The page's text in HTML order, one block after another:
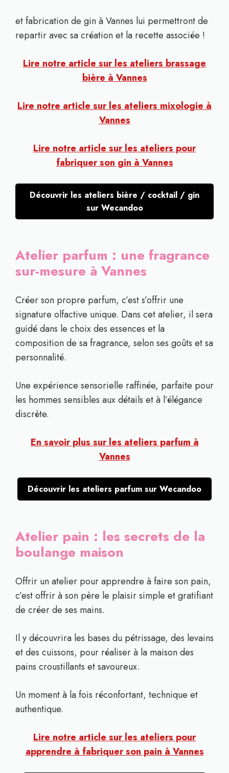
et fabrication de gin à Vannes lui permettront de
repartir avec sa création et la recette associée !
Lire notre article sur les ateliers brassage
bière à Vannes
Lire notre article sur les ateliers mixologie à
Vannes
Lire notre article sur les ateliers pour
fabriquer son gin à Vannes
Découvrir les ateliers bière / cocktail / gin
sur Wecandoo
Atelier parfum : une fragrance
sur-mesure à Vannes
Créer son propre parfum, c’est s’offrir une
signature olfactive unique. Dans cet atelier, il sera
guidé dans le choix des essences et la
composition de sa fragrance, selon ses goûts et sa
personnalité.
Une expérience sensorielle raffinée, parfaite pour
les hommes sensibles aux détails et à l’élégance
discrète.
En savoir plus sur les ateliers parfum à
Vannes
Découvrir les ateliers parfum sur Wecandoo
Atelier pain : les secrets de la
boulange maison
Offrir un atelier pour apprendre à faire son pain,
c’est offrir à son père le plaisir simple et gratifiant
de créer de ses mains.
Il y découvrira les bases du pétrissage, des levains
et des cuissons, pour réaliser à la maison des
pains croustillants et savoureux.
Un moment à la fois réconfortant, technique et
authentique.
Lire notre article sur les ateliers pour
apprendre à fabriquer son pain à Vannes